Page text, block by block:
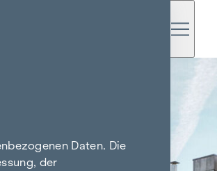
Daten. Die
der